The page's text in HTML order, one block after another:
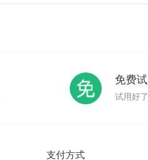
免费
试用好
支付方式